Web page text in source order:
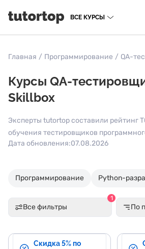
ВСЕ КУРСЫ
Главная / Программирование / QA-
Курсы QA-
Skillbox
Эксперты tutortop составили рейтинг
обучения тестировщиков
Дата обновления:07.08.2026
Программирование Python-
Все фильтры
1
По
Скидка 5% по